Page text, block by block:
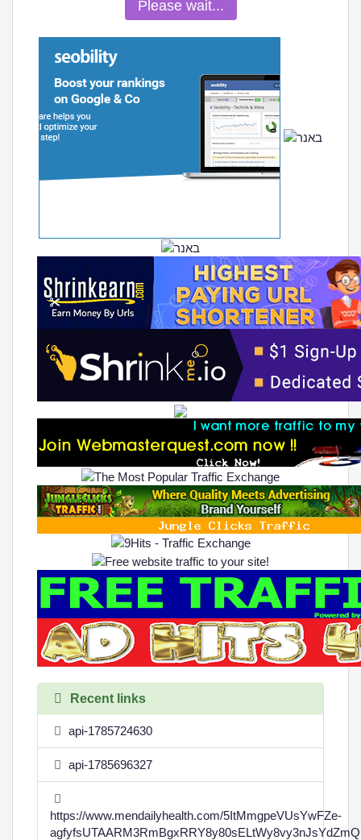
Please wait...
Recent links
api-1785724630
api-1785696327
https://www.mendailyhealth.com/5ItMmgpeVUsYwFZe-